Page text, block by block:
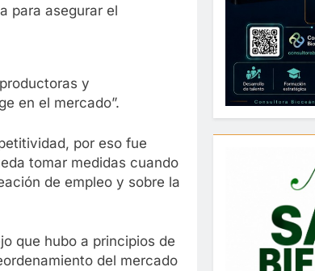
para asegurar el
y
en el mercado”.
por eso fue
tomar medidas cuando
de empleo y sobre la
que hubo a principios de
del mercado